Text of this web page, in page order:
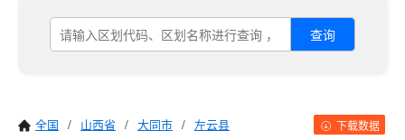
查询
全国 / 山西省 / 大同市 / 左云县 下载数据